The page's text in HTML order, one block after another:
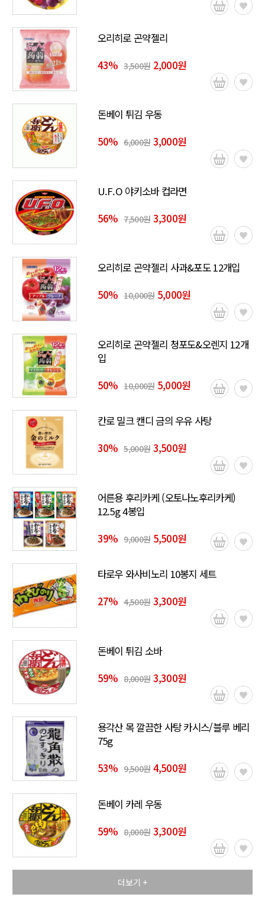
오리히로 곤약젤리
43% 3,500원2,000원
돈베이 튀김 우동
50% 6,000원3,000원
U.F.O 야키소바 컵라면
56% 7,500원3,300원
오리히로 곤약젤리 사과&포도 12개입
50% 10,000원5,000원
오리히로 곤약젤리 청포도&오렌지 12개
입
50% 10,000원5,000원
칸로 밀크 캔디 금의 우유 사탕
30% 5,000원3,500원
어른용 후리카케 (오토나노후리카케)
12.5g 4봉입
39% 9,000원5,500원
타로우 와사비노리 10봉지 세트
27% 4,500원3,300원
돈베이 튀김 소바
59% 8,000원3,300원
용각산 목 깔끔한 사탕 카시스/블루 베리
75g
53% 9,500원4,500원
돈베이 카레 우동
59% 8,000원3,300원
더보기 +